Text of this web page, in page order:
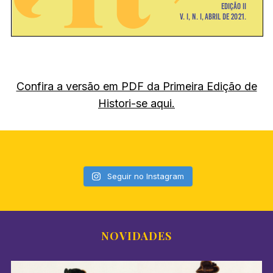
Confira a versão em PDF da Primeira Edição de
Histori-se aqui.
Seguir no Instagram
NOVIDADES
e
h